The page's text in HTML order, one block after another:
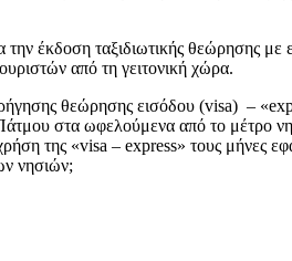
έκδοση ταξιδιωτικής θεώρησης με
από τη γειτονική χώρα.
θεώρησης εισόδου (visa) –
στα ωφελούμενα από το μέτρο
της «visa – express» τους μήνες
νησιών;